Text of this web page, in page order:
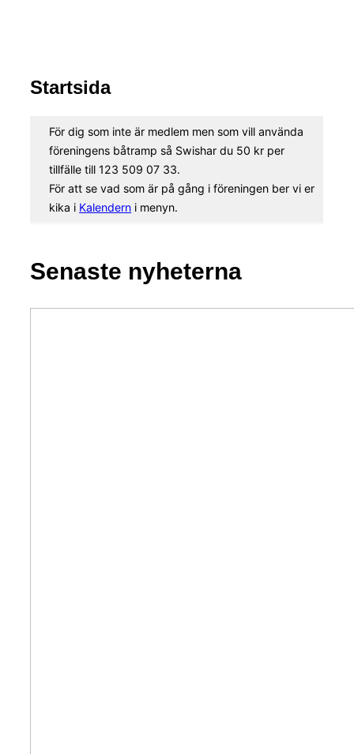
Startsida
För dig som inte är medlem men som vill använda
föreningens båtramp så Swishar du 50 kr per
tillfälle till 123 509 07 33.
För att se vad som är på gång i föreningen ber vi er
kika i Kalendern i menyn.
Senaste nyheterna